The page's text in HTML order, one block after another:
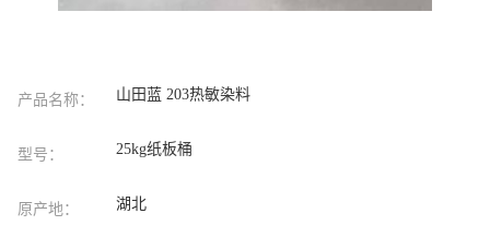
产品名称： 山田蓝 203热敏染料
型号： 25kg纸板桶
原产地： 湖北